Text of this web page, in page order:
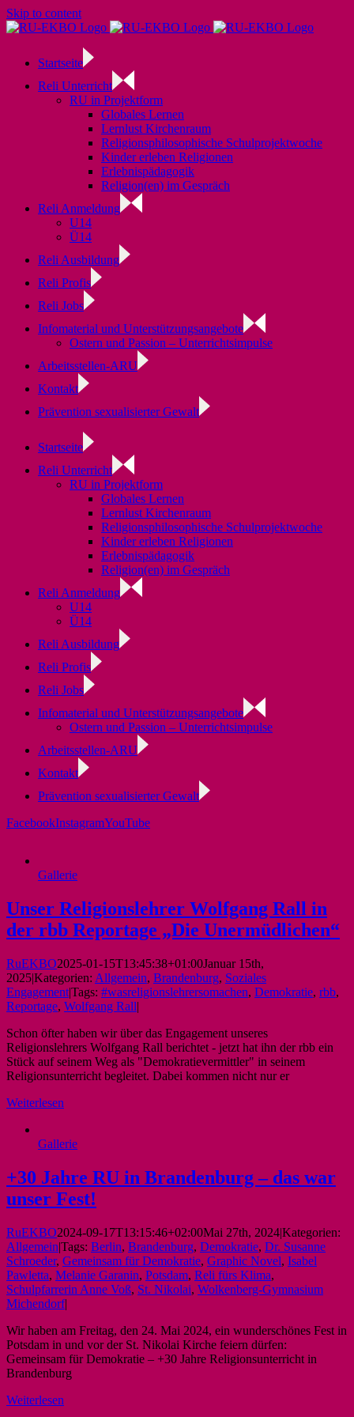
Skip to content
Startseite
Reli Unterricht
RU in Projektform
Globales Lernen
Lernlust Kirchenraum
Religionsphilosophische Schulprojektwoche
Kinder erleben Religionen
Erlebnispädagogik
Religion(en) im Gespräch
Reli Anmeldung
U14
Ü14
Reli Ausbildung
Reli Profis
Reli Jobs
Infomaterial und Unterstützungsangebote
Ostern und Passion – Unterrichtsimpulse
Arbeitsstellen-ARU
Kontakt
Prävention sexualisierter Gewalt
Startseite
Reli Unterricht
RU in Projektform
Globales Lernen
Lernlust Kirchenraum
Religionsphilosophische Schulprojektwoche
Kinder erleben Religionen
Erlebnispädagogik
Religion(en) im Gespräch
Reli Anmeldung
U14
Ü14
Reli Ausbildung
Reli Profis
Reli Jobs
Infomaterial und Unterstützungsangebote
Ostern und Passion – Unterrichtsimpulse
Arbeitsstellen-ARU
Kontakt
Prävention sexualisierter Gewalt
FacebookInstagramYouTube
Gallerie
Unser Religionslehrer Wolfgang Rall in
der rbb Reportage „Die Unermüdlichen“
RuEKBO2025-01-15T13:45:38+01:00Januar 15th,
2025|Kategorien: Allgemein, Brandenburg, Soziales
Engagement|Tags: #wasreligionslehrersomachen, Demokratie, rbb,
Reportage, Wolfgang Rall|
Schon öfter haben wir über das Engagement unseres
Religionslehrers Wolfgang Rall berichtet - jetzt hat ihn der rbb ein
Stück auf seinem Weg als "Demokratievermittler" in seinem
Religionsunterricht begleitet. Dabei kommen nicht nur er
Weiterlesen
Gallerie
+30 Jahre RU in Brandenburg – das war
unser Fest!
RuEKBO2024-09-17T13:15:46+02:00Mai 27th, 2024|Kategorien:
Allgemein|Tags: Berlin, Brandenburg, Demokratie, Dr. Susanne
Schroeder, Gemeinsam für Demokratie, Graphic Novel, Isabel
Pawletta, Melanie Garanin, Potsdam, Reli fürs Klima,
Schulpfarrerin Anne Voß, St. Nikolai, Wolkenberg-Gymnasium
Michendorf|
Wir haben am Freitag, den 24. Mai 2024, ein wunderschönes Fest in
Potsdam in und vor der St. Nikolai Kirche feiern dürfen:
Gemeinsam für Demokratie – +30 Jahre Religionsunterricht in
Brandenburg
Weiterlesen